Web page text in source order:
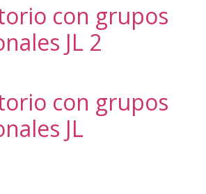
con grupos
JL 2
con grupos
JL